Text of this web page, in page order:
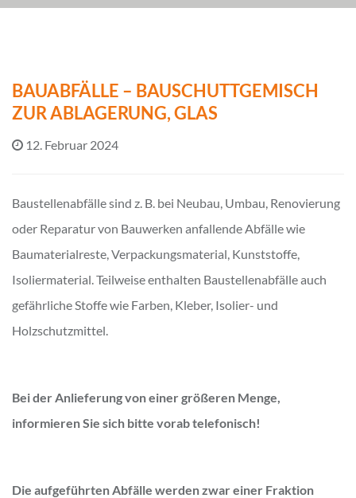
BAUABFÄLLE – BAUSCHUTTGEMISCH
ZUR ABLAGERUNG, GLAS
12. Februar 2024
Baustellenabfälle sind z. B. bei Neubau, Umbau, Renovierung
oder Reparatur von Bauwerken anfallende Abfälle wie
Baumaterialreste, Verpackungsmaterial, Kunststoffe,
Isoliermaterial. Teilweise enthalten Baustellenabfälle auch
gefährliche Stoffe wie Farben, Kleber, Isolier- und
Holzschutzmittel.
Bei der Anlieferung von einer größeren Menge,
informieren Sie sich bitte vorab telefonisch!
Die aufgeführten Abfälle werden zwar einer Fraktion